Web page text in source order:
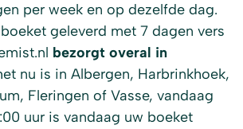
per week en op dezelfde dag.
geleverd met 7 dagen vers
bezorgt overal in
nu is in Albergen, Harbrinkhoek,
Fleringen of Vasse, vandaag
uur is vandaag uw boeket